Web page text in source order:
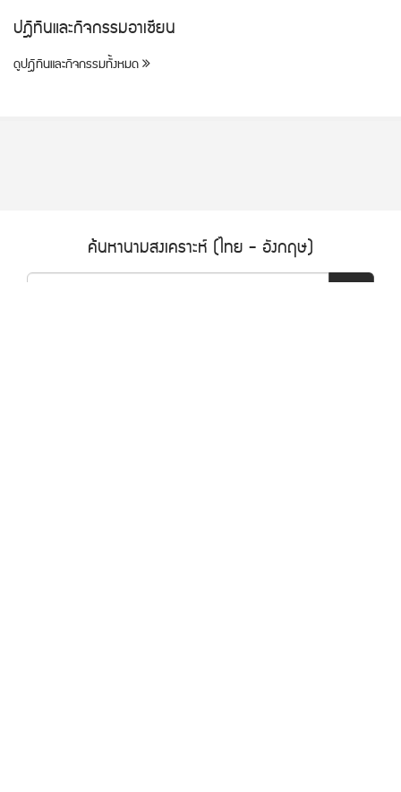
ปฎิทินและกิจกรรมอาเซียน
ดูปฎิทินและกิจกรรมทั้งหมด
ค้นหานามสงเคราะห์ (ไทย - อังกฤษ)